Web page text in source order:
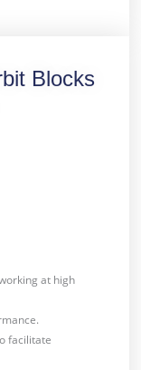
Blocks
at high
facilitate